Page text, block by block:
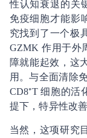
性认知衰退的关
免疫细胞才能影
究找到了一个极
GZMK 作用于外
障就能起效，这
用。与全面清除
CD8⁺T 细胞的活
提下，特异性改
当然，这项研究